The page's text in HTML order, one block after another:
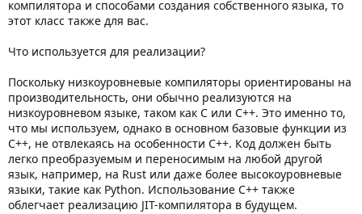
компилятора и способами создания собственного языка, то
этот класс также для вас.
Что используется для реализации?
Поскольку низкоуровневые компиляторы ориентированы на
производительность, они обычно реализуются на
низкоуровневом языке, таком как C или C++. Это именно то,
что мы используем, однако в основном базовые функции из
C++, не отвлекаясь на особенности C++. Код должен быть
легко преобразуемым и переносимым на любой другой
язык, например, на Rust или даже более высокоуровневые
языки, такие как Python. Использование C++ также
облегчает реализацию JIT-компилятора в будущем.